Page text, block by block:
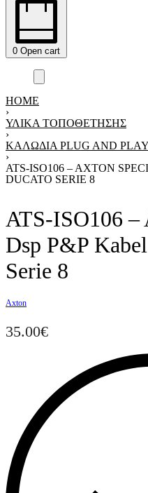
0 Open cart
HOME
›
ΥΛΙΚΑ ΤΟΠΟΘΕΤΗΣΗΣ
›
ΚΑΛΏΔΙΑ PLUG AND PLAY
›
ATS-ISO106 – AXTON
DUCATO SERIE 8
ATS-ISO106
Dsp P&P
Serie 8
Axton
35.00€